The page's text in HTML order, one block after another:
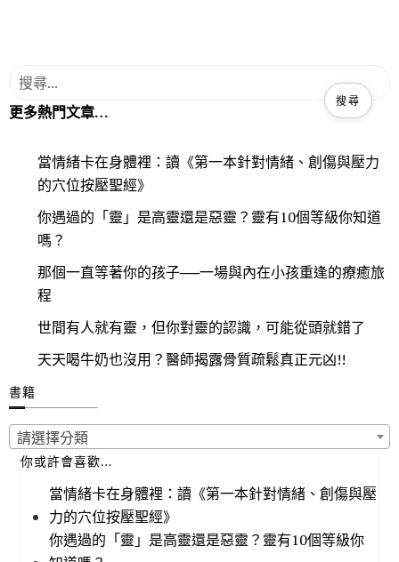
更多熱門文章…
當情緒卡在身體裡：讀《第一本針對情緒、創傷與壓力
的穴位按壓聖經》
你遇過的「靈」是高靈還是惡靈？靈有10個等級你知道
嗎？
那個一直等著你的孩子──一場與內在小孩重逢的療癒旅
程
世間有人就有靈，但你對靈的認識，可能從頭就錯了
天天喝牛奶也沒用？醫師揭露骨質疏鬆真正元凶!!
書籍
請選擇分類
你或許會喜歡…
當情緒卡在身體裡：讀《第一本針對情緒、創傷與壓
力的穴位按壓聖經》
你遇過的「靈」是高靈還是惡靈？靈有10個等級你